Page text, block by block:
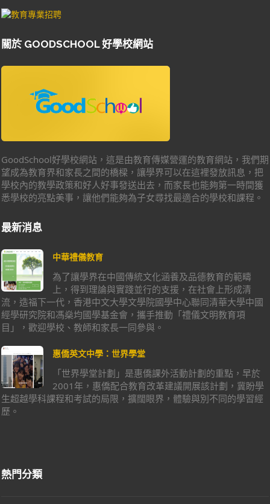
關於 GOODSCHOOL 好學校網站
GoodSchool好學校網站，這是由教育傳媒營運的教育網站，我們期
望成為教育界和家長之間的橋樑，讓學界可以在這裡發放訊息，把
學校內的教學政策和好人好事發送出去，而家長也能夠第一時間獲
悉學校的亮點美事，讓他們能夠為子女尋找最適合的學校和課程。
最新消息
中華禮儀教育
為了讓學界在中國傳統文化涵養及品德教育的範疇
上，得到理論與實踐並行的支援，在社會上形成清
流，造福下一代，香港中文大學文學院國學中心聯同清華大學中國
經學研究院和馮燊均國學基金會，攜手推動「禮儀文明教育項
目」，歡迎學校、教師和家長一同參與。
惠僑英文中學：世界學堂
「世界學堂計劃」是惠僑課外活動計劃的重點，早於
2001年，惠僑配合教育改革建議開展該計劃，冀盼學
生超越學科課程和考試的局限，擴闊眼界，體驗與別不同的學習經
歷。
熱門分類